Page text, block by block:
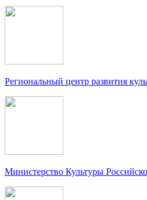
Региональный центр развития
Министерство Культуры